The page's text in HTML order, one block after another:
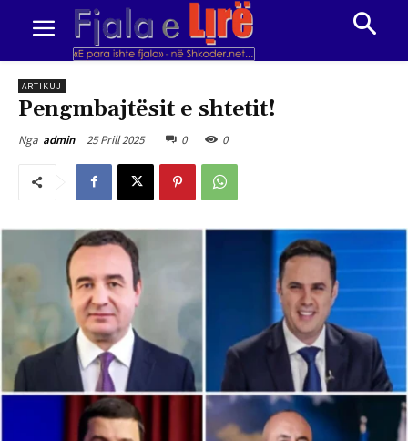
ARTIKUJ
Pengmbajtësit e shtetit!
Nga admin 25 Prill 2025 0 0